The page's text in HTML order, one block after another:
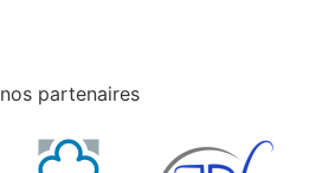
nos partenaires